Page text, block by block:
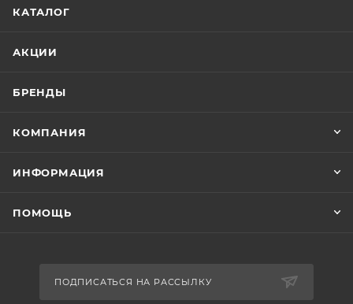
КАТАЛОГ
АКЦИИ
БРЕНДЫ
КОМПАНИЯ
ИНФОРМАЦИЯ
ПОМОЩЬ
ПОДПИСАТЬСЯ НА РАССЫЛКУ